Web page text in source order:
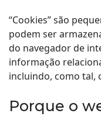
“Cookies” são
podem ser
do navegador de
informação
incluindo, como tal,
Porque o